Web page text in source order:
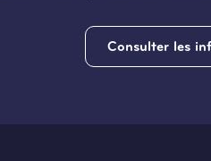
Consulter les